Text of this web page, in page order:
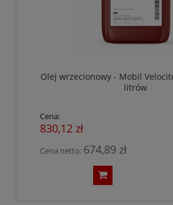
Olej wrzecionowy - Mobil
litrów
Cena:
830,12 zł
Cena netto: 674,89 zł